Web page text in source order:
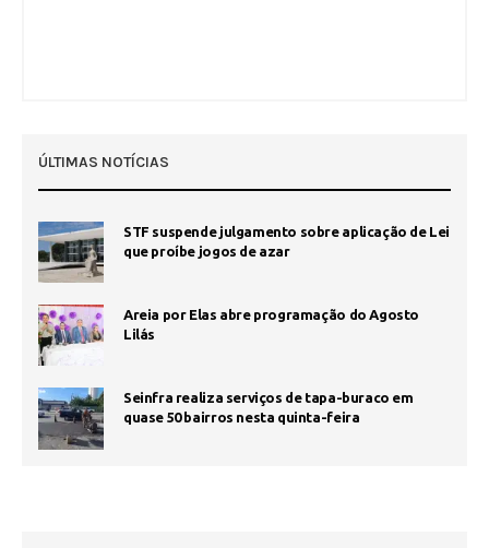
ÚLTIMAS NOTÍCIAS
STF suspende julgamento sobre aplicação de Lei
que proíbe jogos de azar
Areia por Elas abre programação do Agosto
Lilás
Seinfra realiza serviços de tapa-buraco em
quase 50 bairros nesta quinta-feira